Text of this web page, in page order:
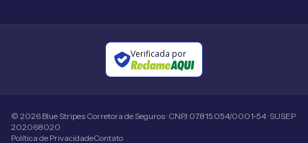
Verificada por
© 2026 Blue Stripes Corretora de Seguros · CNPJ 07.815.054/0001-54 · SUSEP
202068020
Política de PrivacidadeContato